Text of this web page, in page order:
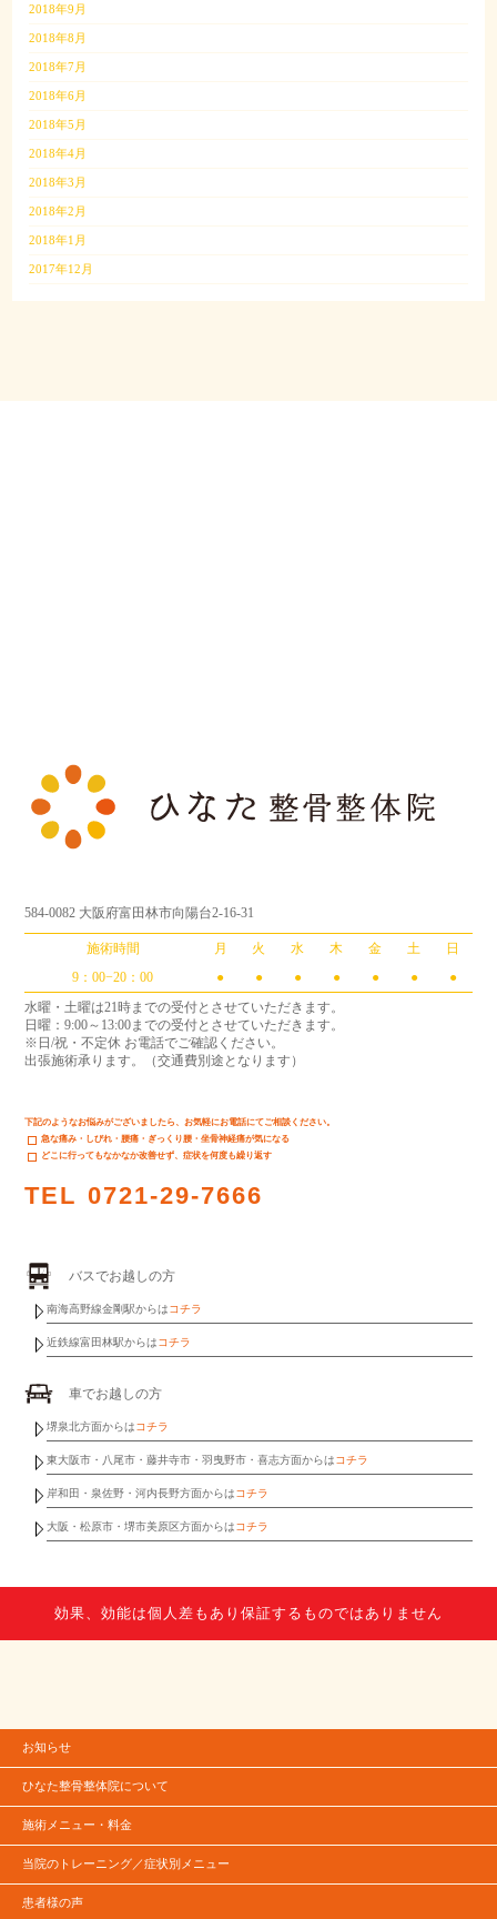
2018年9月
2018年8月
2018年7月
2018年6月
2018年5月
2018年4月
2018年3月
2018年2月
2018年1月
2017年12月
584-0082 大阪府富田林市向陽台2-16-31
施術時間 月 火 水 木 金 土
日
9：00−20：00
● ● ● ● ● ●
●
水曜・土曜は21時までの受付とさせていただきます。
日曜：9:00～13:00までの受付とさせていただきます。
※日/祝・不定休 お電話でご確認ください。
出張施術承ります。（交通費別途となります）
下記のようなお悩みがございましたら、お気軽にお電話にてご相談ください。
急な痛み・しびれ・腰痛・ぎっくり腰・坐骨神経痛が気になる
どこに行ってもなかなか改善せず、症状を何度も繰り返す
TEL 0721-29-7666
バスでお越しの方
南海高野線金剛駅からはコチラ
近鉄線富田林駅からはコチラ
車でお越しの方
堺泉北方面からはコチラ
東大阪市・八尾市・藤井寺市・羽曳野市・喜志方面からはコチラ
岸和田・泉佐野・河内長野方面からはコチラ
大阪・松原市・堺市美原区方面からはコチラ
効果、効能は個人差もあり保証するものではありません
お知らせ
ひなた整骨整体院について
施術メニュー・料金
当院のトレーニング／症状別メニュー
患者様の声